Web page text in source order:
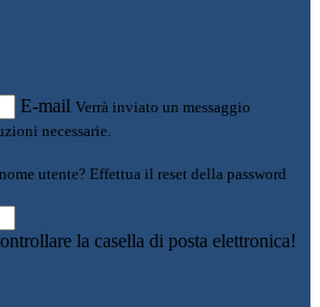
E-mail Verrà inviato un messaggio
necessarie.
utente? Effettua il reset della password
la casella di posta elettronica!